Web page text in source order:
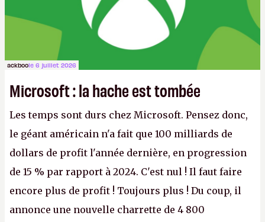
ackboole 6 juillet 2026
Microsoft : la hache est tombée
Les temps sont durs chez Microsoft. Pensez donc,
le géant américain n'a fait que 100 milliards de
dollars de profit l'année dernière, en progression
de 15 % par rapport à 2024. C'est nul ! Il faut faire
encore plus de profit ! Toujours plus ! Du coup, il
annonce une nouvelle charrette de 4 800